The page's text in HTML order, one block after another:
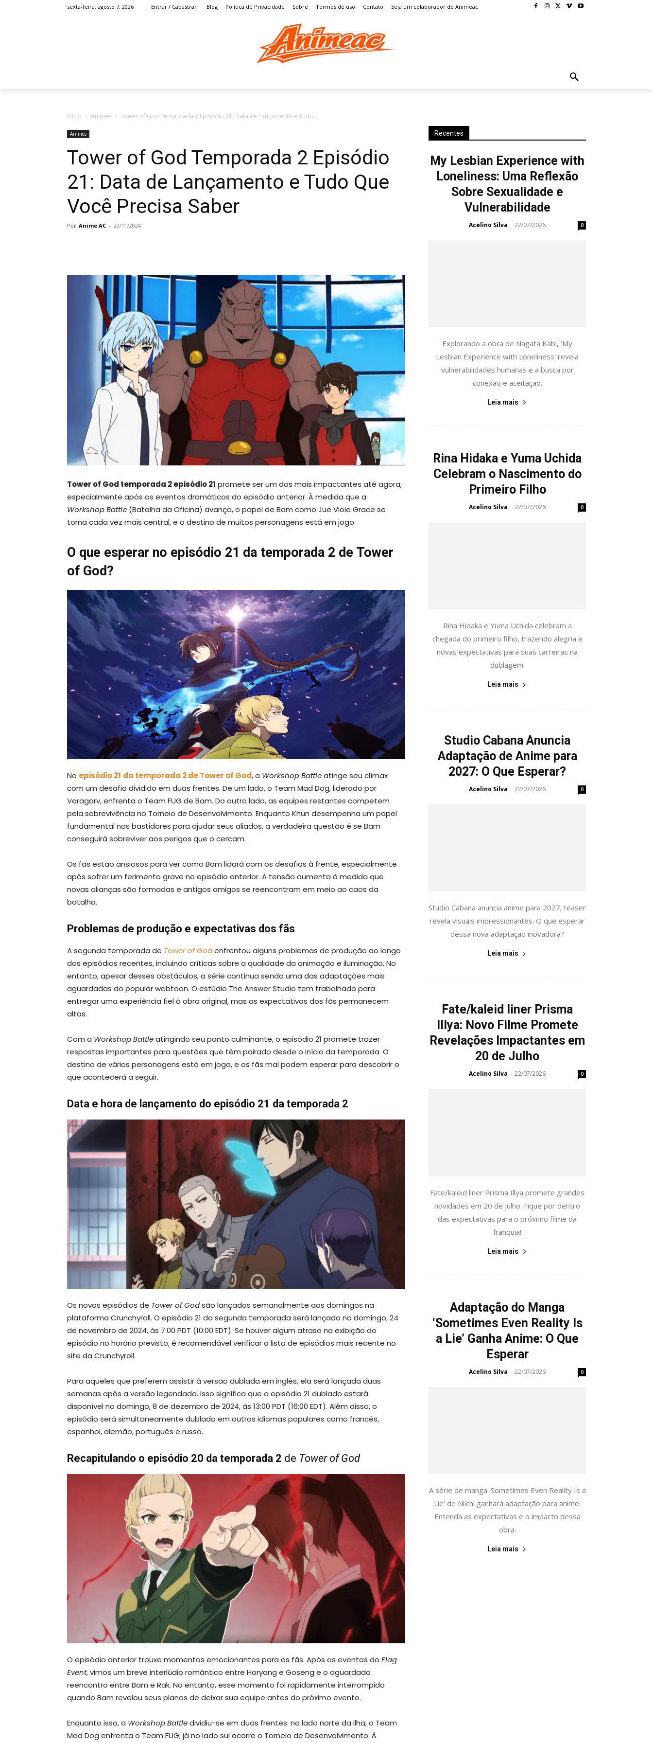
sexta-feira, agosto 7, 2026 Entrar / Cadastrar Blog Política de Privacidade Sobre Termos de uso Contato Seja um colaborador do Animeac
Início Animes Tower of God Temporada 2 Episódio 21: Data de Lançamento e Tudo...
Animes
Tower of God Temporada 2 Episódio
21: Data de Lançamento e Tudo Que
Você Precisa Saber
Por Anime AC - 20/11/2024
Tower of God temporada 2 episódio 21 promete ser um dos mais impactantes até agora,
especialmente após os eventos dramáticos do episódio anterior. À medida que a
Workshop Battle (Batalha da Oficina) avança, o papel de Bam como Jue Viole Grace se
torna cada vez mais central, e o destino de muitos personagens está em jogo.
O que esperar no episódio 21 da temporada 2 de Tower
of God?
No episódio 21 da temporada 2 de Tower of God, a Workshop Battleatinge seu clímax
com um desafio dividido em duas frentes. De um lado, o Team Mad Dog, liderado por
Varagarv, enfrenta o Team FUG de Bam. Do outro lado, as equipes restantes competem
pela sobrevivência no Torneio de Desenvolvimento. Enquanto Khun desempenha um papel
fundamental nos bastidores para ajudar seus aliados, a verdadeira questão é se Bam
conseguirá sobreviver aos perigos que o cercam.
Os fãs estão ansiosos para ver como Bam lidará com os desafios à frente, especialmente
após sofrer um ferimento grave no episódio anterior. A tensão aumenta à medida que
novas alianças são formadas e antigos amigos se reencontram em meio ao caos da
batalha.
Problemas de produção e expectativas dos fãs
A segunda temporada de Tower of Godenfrentou alguns problemas de produção ao longo
dos episódios recentes, incluindo críticas sobre a qualidade da animação e iluminação. No
entanto, apesar desses obstáculos, a série continua sendo uma das adaptações mais
aguardadas do popular webtoon. O estúdio The Answer Studio tem trabalhado para
entregar uma experiência fiel à obra original, mas as expectativas dos fãs permanecem
altas.
Com a Workshop Battleatingindo seu ponto culminante, o episódio 21 promete trazer
respostas importantes para questões que têm pairado desde o início da temporada. O
destino de vários personagens está em jogo, e os fãs mal podem esperar para descobrir o
que acontecerá a seguir.
Data e hora de lançamento do episódio 21 da temporada 2
Os novos episódios de Tower of Godsão lançados semanalmente aos domingos na
plataforma Crunchyroll. O episódio 21 da segunda temporada será lançado no domingo, 24
de novembro de 2024, às 7:00 PDT (10:00 EDT). Se houver algum atraso na exibição do
episódio no horário previsto, é recomendável verificar a lista de episódios mais recente no
site da Crunchyroll.
Para aqueles que preferem assistir à versão dublada em inglês, ela será lançada duas
semanas após a versão legendada. Isso significa que o episódio 21 dublado estará
disponível no domingo, 8 de dezembro de 2024, às 13:00 PDT (16:00 EDT). Além disso, o
episódio será simultaneamente dublado em outros idiomas populares como francês,
espanhol, alemão, português e russo.
Recapitulando o episódio 20 da temporada 2 de Tower of God
O episódio anterior trouxe momentos emocionantes para os fãs. Após os eventos do Flag
Event, vimos um breve interlúdio romântico entre Horyang e Goseng e o aguardado
reencontro entre Bam e Rak. No entanto, esse momento foi rapidamente interrompido
quando Bam revelou seus planos de deixar sua equipe antes do próximo evento.
Enquanto isso, a Workshop Battledividiu-se em duas frentes: no lado norte da ilha, o Team
Mad Dog enfrenta o Team FUG; já no lado sul ocorre o Torneio de Desenvolvimento. À
Recentes
My Lesbian Experience with
Loneliness: Uma Reflexão
Sobre Sexualidade e
Vulnerabilidade
Acelino Silva - 22/07/2026 0
Explorando a obra de Nagata Kabi, 'My
Lesbian Experience with Loneliness' revela
vulnerabilidades humanas e a busca por
conexão e aceitação.
Leia mais
Rina Hidaka e Yuma Uchida
Celebram o Nascimento do
Primeiro Filho
Acelino Silva - 22/07/2026 0
Rina Hidaka e Yuma Uchida celebram a
chegada do primeiro filho, trazendo alegria e
novas expectativas para suas carreiras na
dublagem.
Leia mais
Studio Cabana Anuncia
Adaptação de Anime para
2027: O Que Esperar?
Acelino Silva - 22/07/2026 0
Studio Cabana anuncia anime para 2027; teaser
revela visuais impressionantes. O que esperar
dessa nova adaptação inovadora?
Leia mais
Fate/kaleid liner Prisma
Illya: Novo Filme Promete
Revelações Impactantes em
20 de Julho
Acelino Silva - 22/07/2026 0
Fate/kaleid liner Prisma Illya promete grandes
novidades em 20 de julho. Fique por dentro
das expectativas para o próximo filme da
franquia!
Leia mais
Adaptação do Manga
‘Sometimes Even Reality Is
a Lie’ Ganha Anime: O Que
Esperar
Acelino Silva - 22/07/2026 0
A série de manga 'Sometimes Even Reality Is a
Lie' de Niichi ganhará adaptação para anime.
Entenda as expectativas e o impacto dessa
obra.
Leia mais